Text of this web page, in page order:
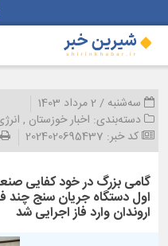
سه‌شنبه / 2 مرداد 1403
دسته‌بندی: اخبار خوزستان ,
کد خبر: 2024020695437
گامی بزرگ در خود کفایی
اروندان وارد فاز اجرایی شد